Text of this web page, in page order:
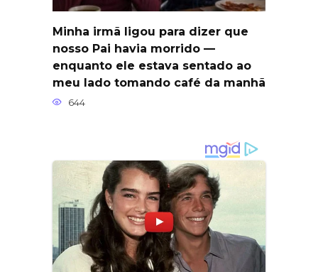
Minha irmã ligou para dizer que
nosso Pai havia morrido —
enquanto ele estava sentado ao
meu lado tomando café da manhã
644